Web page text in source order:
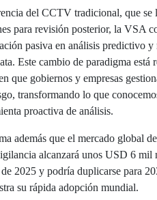
del CCTV tradicional, que se
para revisión posterior, la VSA
pasiva en análisis predictivo y
Este cambio de paradigma está
que gobiernos y empresas
transformando lo que
proactiva de análisis.
además que el mercado global
alcanzará unos USD 6 mil
2025 y podría duplicarse para
su rápida adopción mundial.